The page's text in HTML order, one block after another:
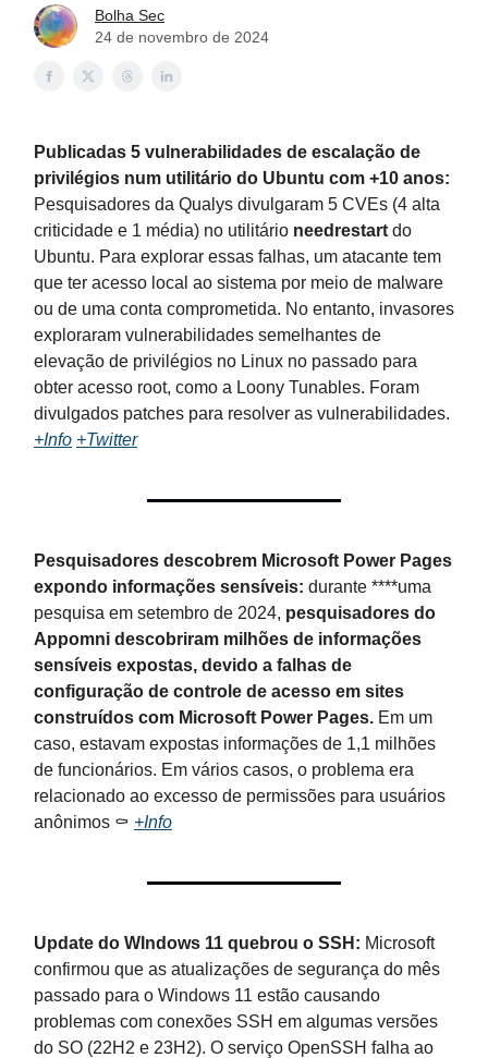
Bolha Sec
24 de novembro de 2024
Publicadas 5 vulnerabilidades de escalação de
privilégios num utilitário do Ubuntu com +10 anos:
Pesquisadores da Qualys divulgaram 5 CVEs (4 alta
criticidade e 1 média) no utilitário needrestart do
Ubuntu. Para explorar essas falhas, um atacante tem
que ter acesso local ao sistema por meio de malware
ou de uma conta comprometida. No entanto, invasores
exploraram vulnerabilidades semelhantes de
elevação de privilégios no Linux no passado para
obter acesso root, como a Loony Tunables. Foram
divulgados patches para resolver as vulnerabilidades.
+Info +Twitter
Pesquisadores descobrem Microsoft Power Pages
expondo informações sensíveis: durante ****uma
pesquisa em setembro de 2024, pesquisadores do
Appomni descobriram milhões de informações
sensíveis expostas, devido a falhas de
configuração de controle de acesso em sites
construídos com Microsoft Power Pages. Em um
caso, estavam expostas informações de 1,1 milhões
de funcionários. Em vários casos, o problema era
relacionado ao excesso de permissões para usuários
anônimos ⚰️ +Info
Update do WIndows 11 quebrou o SSH: Microsoft
confirmou que as atualizações de segurança do mês
passado para o Windows 11 estão causando
problemas com conexões SSH em algumas versões
do SO (22H2 e 23H2). O serviço OpenSSH falha ao